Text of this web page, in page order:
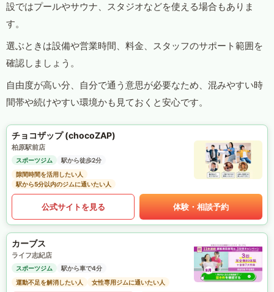
設ではプールやサウナ、スタジオなどを使える場合もありま
す。
選ぶときは設備や営業時間、料金、スタッフのサポート範囲を
確認しましょう。
自由度が高い分、自分で通う意思が必要なため、混みやすい時
間帯や続けやすい環境かも見ておくと安心です。
チョコザップ (chocoZAP)
柏原駅前店
スポーツジム
駅から徒歩2分
隙間時間を活用したい人
駅から5分以内のジムに通いたい人
公式サイトを見る 体験・相談予約
カーブス
ライフ志紀店
スポーツジム
駅から車で4分
運動不足を解消したい人
女性専用ジムに通いたい人